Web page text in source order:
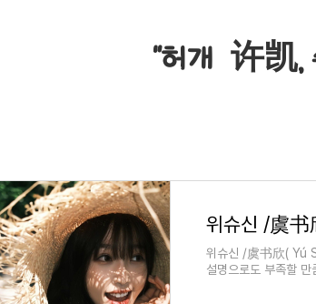
"허개 许凯,
위슈신 /虞
위슈신 /虞书欣( Yú
설명으로도 부족할